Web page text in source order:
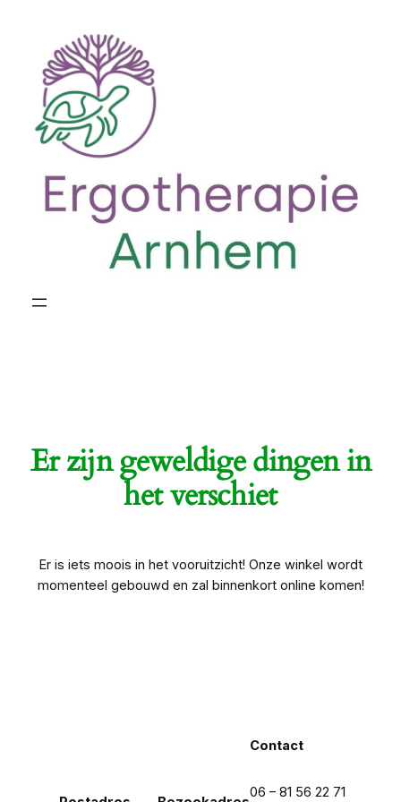
Er zijn geweldige dingen in
het verschiet
Er is iets moois in het vooruitzicht! Onze winkel wordt
momenteel gebouwd en zal binnenkort online komen!
Contact
06 – 81 56 22 71